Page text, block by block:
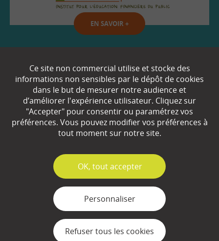
EN SAVOIR +
Partenaires
Espace Presse
Plan du site
Mentions légales
Ce site non commercial utilise et stocke des
informations non sensibles par le dépôt de cookies
dans le but de mesurer notre audience et
d’améliorer l'expérience utilisateur. Cliquez sur
"Accepter" pour consentir ou paramétrez vos
préférences. Vous pouvez modifier vos préférences à
tout moment sur notre site.
✓
OK, tout accepter
Personnaliser
Refuser tous les cookies